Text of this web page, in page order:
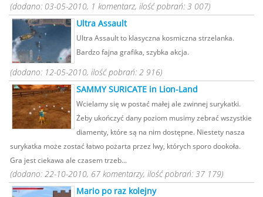
(dodano: 03-05-2010, 1 komentarz, ilość pobrań: 3 007)
Ultra Assault
Ultra Assault to klasyczna kosmiczna strzelanka.
Bardzo fajna grafika, szybka akcja.
(dodano: 12-05-2010, ilość pobrań: 2 916)
SAMMY SURICATE in Lion-Land
Wcielamy się w postać małej ale zwinnej surykatki.
Żeby ukończyć dany poziom musimy zebrać wszystkie
diamenty, które są na nim dostępne. Niestety nasza
surykatka może zostać łatwo pożarta przez lwy, których sporo dookoła.
Gra jest ciekawa ale czasem trzeb...
(dodano: 22-10-2010, 67 komentarzy, ilość pobrań: 37 179)
Mario po raz kolejny